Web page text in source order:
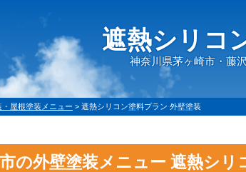
遮熱シリコ
神奈川県茅ヶ崎市・藤
・屋根塗装メニュー > 遮熱シリコン塗料プラン 外壁塗装
の外壁塗装メニュー 遮熱シリ